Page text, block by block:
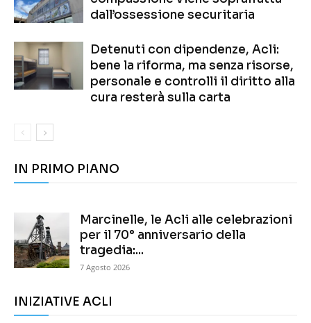
dall’ossessione securitaria
Detenuti con dipendenze, Acli:
bene la riforma, ma senza risorse,
personale e controlli il diritto alla
cura resterà sulla carta
IN PRIMO PIANO
Marcinelle, le Acli alle celebrazioni
per il 70° anniversario della
tragedia:...
7 Agosto 2026
INIZIATIVE ACLI